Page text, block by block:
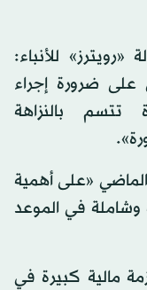
للأنباء:
على ضرورة إجراء
تتسم بالنزاهة
«على أهمية
وشاملة في الموعد
مالية كبيرة في